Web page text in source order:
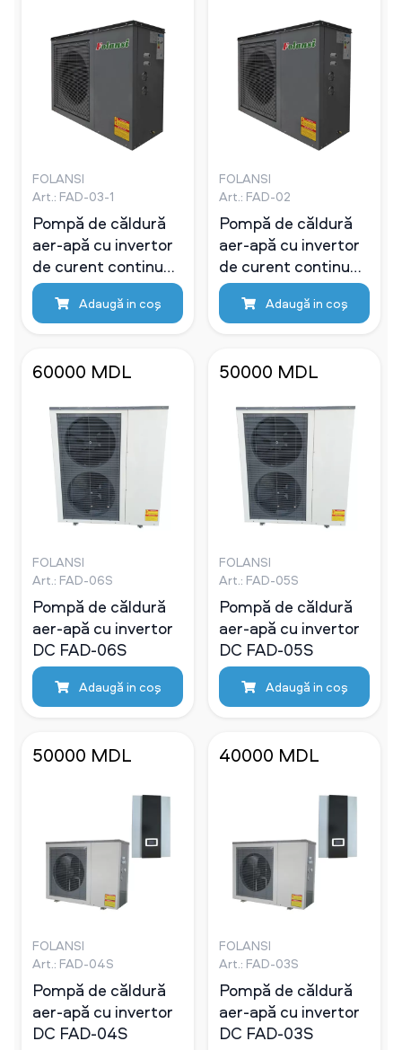
FOLANSI
Art.: FAD-03-1
Pompă de căldură
aer-apă cu invertor
de curent continuu
Folansi FAD-03-1
DC
Adaugă in coş
FOLANSI
Art.: FAD-02
Pompă de căldură
aer-apă cu invertor
de curent continuu
Folansi FAD-02 DC
Adaugă in coş
60000 MDL
FOLANSI
Art.: FAD-06S
Pompă de căldură
aer-apă cu invertor
DC FAD-06S
Adaugă in coş
50000 MDL
FOLANSI
Art.: FAD-05S
Pompă de căldură
aer-apă cu invertor
DC FAD-05S
Adaugă in coş
50000 MDL
FOLANSI
Art.: FAD-04S
Pompă de căldură
aer-apă cu invertor
DC FAD-04S
40000 MDL
FOLANSI
Art.: FAD-03S
Pompă de căldură
aer-apă cu invertor
DC FAD-03S